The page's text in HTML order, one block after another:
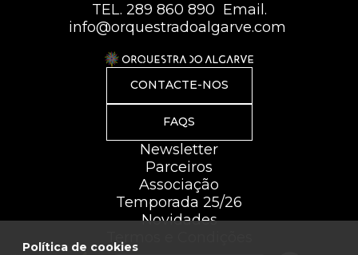
Política de cookies
TEL. 289 860 890 Email.
info@orquestradoalgarve.com
CONTACTE-NOS
FAQS
Newsletter
Parceiros
Associação
Temporada 25/26
Novidades
Termos e Condições